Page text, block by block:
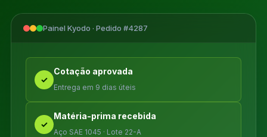
Painel Kyodo · Pedido #4287
✓
Cotação aprovada
Entrega em 9 dias úteis
✓
Matéria-prima recebida
Aço SAE 1045 · Lote 22-A